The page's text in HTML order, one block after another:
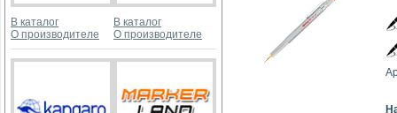
В каталог
О производителе
В каталог
О производителе